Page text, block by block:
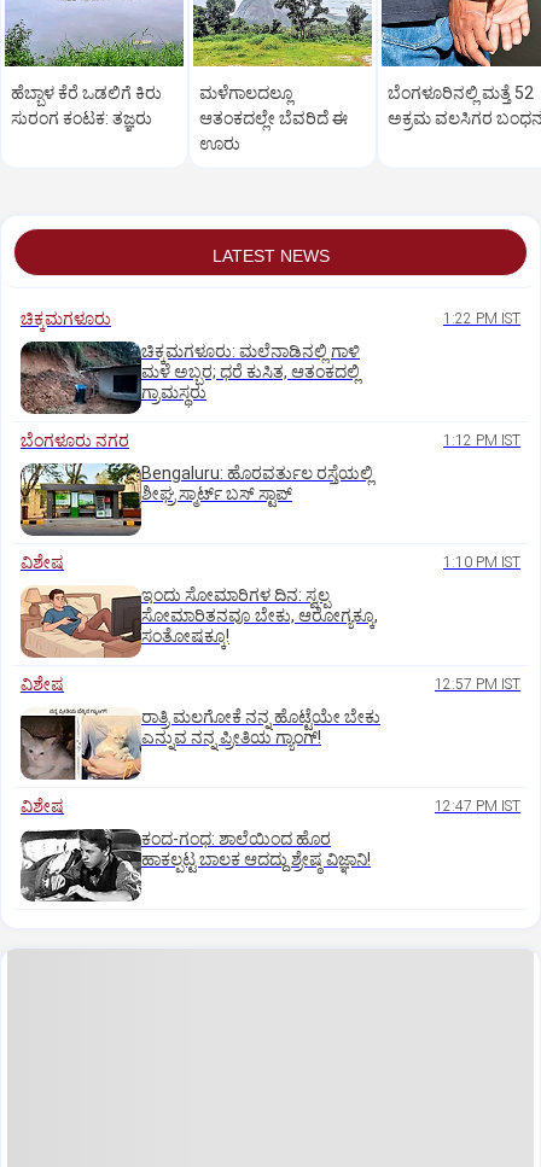
ಹೆಬ್ಬಾಳ ಕೆರೆ ಒಡಲಿಗೆ ಕಿರು
ಸುರಂಗ ಕಂಟಕ: ತಜ್ಞರು
ಮಳೆಗಾಲದಲ್ಲೂ
ಆತಂಕದಲ್ಲೇ ಬೆವರಿದೆ ಈ
ಊರು
ಬೆಂಗಳೂರಿನಲ್ಲಿ ಮತ್ತೆ 52
ಅಕ್ರಮ ವಲಸಿಗರ
LATEST NEWS
ಚಿಕ್ಕಮಗಳೂರು 1:22 PM IST
ಚಿಕ್ಕಮಗಳೂರು: ಮಲೆನಾಡಿನಲ್ಲಿ ಗಾಳಿ
ಮಳೆ ಅಬ್ಬರ; ಧರೆ ಕುಸಿತ, ಆತಂಕದಲ್ಲಿ
ಗ್ರಾಮಸ್ಥರು
ಬೆಂಗಳೂರು ನಗರ 1:12 PM IST
Bengaluru: ಹೊರವರ್ತುಲ ರಸ್ತೆಯಲ್ಲಿ
ಶೀಘ್ರ ಸ್ಮಾರ್ಟ್‌ ಬಸ್‌ ಸ್ಟಾಪ್‌
ವಿಶೇಷ 1:10 PM IST
ಇಂದು ಸೋಮಾರಿಗಳ ದಿನ: ಸ್ವಲ್ಪ
ಸೋಮಾರಿತನವೂ ಬೇಕು, ಆರೋಗ್ಯಕ್ಕೂ,
ಸಂತೋಷಕ್ಕೂ!
ವಿಶೇಷ 12:57 PM IST
ರಾತ್ರಿ ಮಲಗೋಕೆ ನನ್ನ ಹೊಟ್ಟೆಯೇ ಬೇಕು
ಎನ್ನುವ ನನ್ನ ಪ್ರೀತಿಯ ಗ್ಯಾಂಗ್!
ವಿಶೇಷ 12:47 PM IST
ಕಂದ-ಗಂಧ: ಶಾಲೆಯಿಂದ ಹೊರ
ಹಾಕಲ್ಪಟ್ಟ ಬಾಲಕ ಆದದ್ದು ಶ್ರೇಷ್ಠ ವಿಜ್ಞಾನಿ!